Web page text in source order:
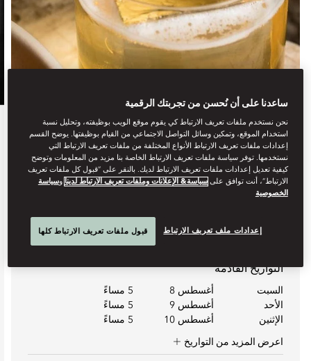
تناول الطعام
REDEFINING THE ART OF FINE
DRINKING
التواريخ القادمة
السبت أغسطس 8
5 مساءً
الأحد
أغسطس 9
5 مساءً
الإثنين
أغسطس 10 5 مساءً
اعرض المزيد من التواريخ
ساعدنا على أن نُحسن من تجربتك الرقمية
نحن نستخدم ملفات تعريف الارتباط كي يقوم موقع الويب بوظيفته، وتحليل نسبة
استخدام الموقع، وتمكين وسائل التواصل الاجتماعي من القيام بوظيفتها. يوضح القسم
إعدادات ملفات تعريف الارتباط الأنواع المختلفة من ملفات تعريف الارتباط التي
نستخدمها. توفر سياسة ملفات تعريف الارتباط الخاصة بنا مزيد من المعلومات وتوضح
كيفية تعديل إعدادات ملفات تعريف الارتباط لديك. بالنقر على “قبول كل ملفات تعريف
الارتباط”، أنت توافق علىسياسة& الإعلانات وملفات تعريف الارتباط لدينا وسياسة
الخصوصية
إعدادات ملف تعريف الارتباط قبول ملفات تعريف الارتباط كلها